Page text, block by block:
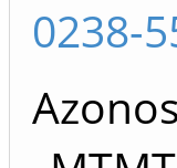
0238-